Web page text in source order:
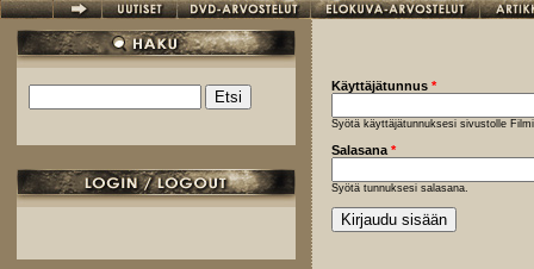
Hakulomake
Käyttäjätunnus *
Syötä käyttäjätunnuksesi sivustolle
Salasana *
Syötä tunnuksesi salasana.